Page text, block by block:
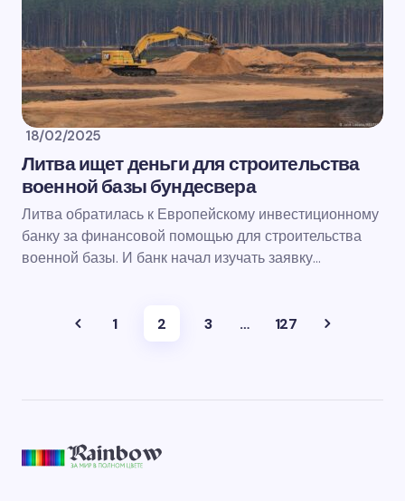
18/02/2025
Литва ищет деньги для строительства
военной базы бундесвера
Литва обратилась к Европейскому инвестиционному
банку за финансовой помощью для строительства
военной базы. И банк начал изучать заявку…
1 2 3 … 127